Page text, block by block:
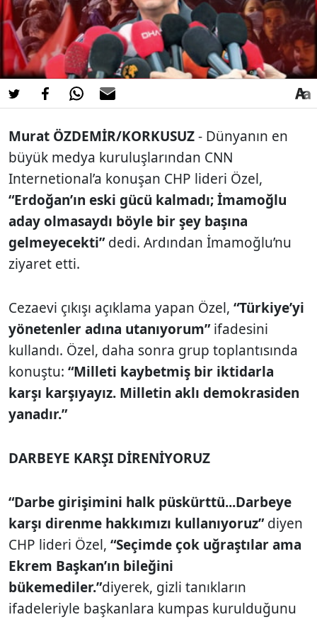
Murat ÖZDEMİR/KORKUSUZ- Dünyanın en
büyük medya kuruluşlarından CNN
Internetional’a konuşan CHP lideri Özel,
“Erdoğan’ın eski gücü kalmadı; İmamoğlu
aday olmasaydı böyle bir şey başına
gelmeyecekti”dedi. Ardından İmamoğ­lu’nu
ziyaret etti.
Cezaevi çıkışı açıklama yapan Özel, “Türkiye’yi
yönetenler adına utanı­yorum”ifadesini
kullan­dı. Özel, daha sonra grup toplantısında
konuştu: “Milleti kaybetmiş bir iktidarla
karşı karşıyayız. Milletin aklı demokrasi­den
yanadır.”
DARBEYE KARŞI DİRENİYORUZ
“Darbe girişimini halk püskürttü...Darbeye
karşı direnme hakkımızı kullanıyoruz”diyen
CHP lideri Özel, “Seçimde çok uğraştılar ama
Ekrem Başkan’ın bileğini
bükemediler.”diyerek, gizli tanıkların
ifadeleriyle başkanlara kumpas kurulduğunu